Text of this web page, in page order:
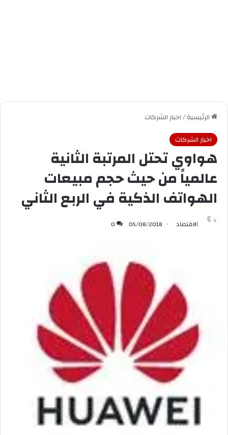
الرئيسية/اخبار الشركات
اخبار الشركات
هواوي تحتل المرتبة الثانية
عالمياً من حيث حجم مبيعات
الهواتف الذكية في الربع الثاني
الاقتصاد 05/08/2018
0